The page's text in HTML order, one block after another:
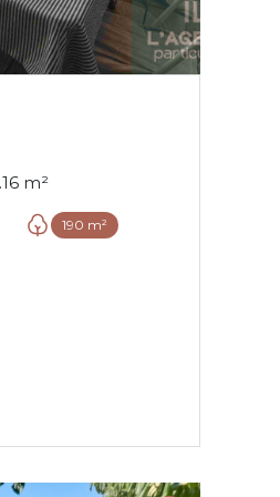
Maison 5 pièce(s) 3 chambre(s) 172.16 m²
190 m²